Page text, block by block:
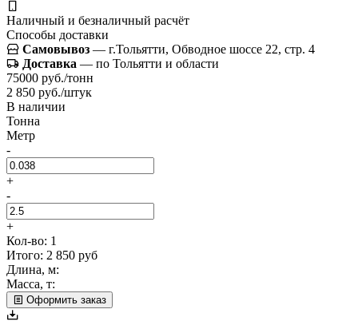
Наличный и безналичный расчёт
Способы доставки
Самовывоз — г.Тольятти, Обводное шоссе 22, стр. 4
Доставка — по Тольятти и области
75000 руб./тонн
2 850 руб./штук
В наличии
Тонна
Метр
-
+
-
+
Кол-во: 1
Итого: 2 850 руб
Длина, м:
Масса, т:
Оформить заказ